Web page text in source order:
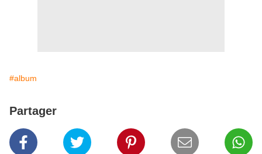
#album
Partager